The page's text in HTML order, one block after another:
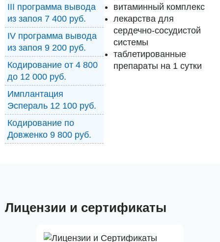
III программа вывода
из запоя 7 400 руб.
IV программа вывода
из запоя 9 200 руб.
Кодирование от 4 800
до 12 000 руб.
Имплантация
Эспераль 12 100 руб.
Кодирование по
Довженко 9 800 руб.
витаминный комплекс
лекарства для
сердечно-сосудистой
системы
таблетированные
препараты на 1 сутки
Лицензии и сертификаты